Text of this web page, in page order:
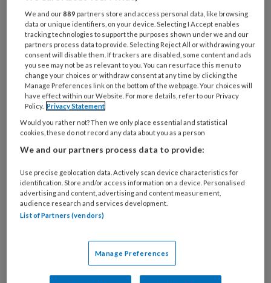
welke
organisatie
werk
je?
Untitled
Ontvang 2x per week de
KinderopvangTotaal nieuwsbrief
Ontvang iedere zondag het
Management Kinderopvang
Weekoverzicht
Ja, ik geef toestemming voor e-mails
van KinderopvangTotaal en
Springer Media B.V.
?
uw profiel in overeenstemming met ons
We and our889 partners store and access personal data, like browsing
data or unique identifiers, on your device. Selecting I Accept enables
tracking technologies to support the purposes shown under we and our
partners process data to provide. Selecting Reject All or withdrawing your
consent will disable them. If trackers are disabled, some content and ads
you see may not be as relevant to you. You can resurface this menu to
change your choices or withdraw consent at any time by clicking the
Manage Preferences link on the bottom of the webpage. Your choices will
have effect within our Website. For more details, refer to our Privacy
Policy. Privacy Statement
Would you rather not? Then we only place essential and statistical
cookies, these do not record any data about you as a person
We and our partners process data to provide:
Use precise geolocation data. Actively scan device characteristics for
identification. Store and/or access information on a device. Personalised
advertising and content, advertising and content measurement,
audience research and services development.
List of Partners (vendors)
Manage Preferences